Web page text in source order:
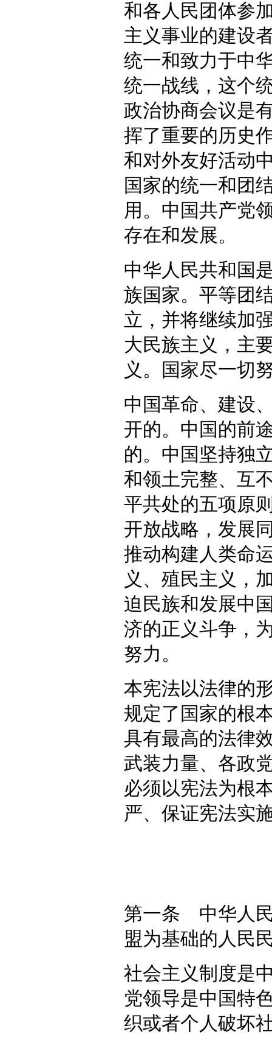
和各人民团体参
主义事业的建设
统一和致力于中
统一战线，这个
政治协商会议是
挥了重要的历史
和对外友好活动
国家的统一和团
用。中国共产党
存在和发展。
中华人民共和国
族国家。平等团
立，并将继续加
大民族主义，主
义。国家尽一切
中国革命、建设
开的。中国的前
的。中国坚持独
和领土完整、互
平共处的五项原
开放战略，发展
推动构建人类命
义、殖民主义，
迫民族和发展中
济的正义斗争，
努力。
本宪法以法律的
规定了国家的根
具有最高的法律
武装力量、各政
必须以宪法为根
严、保证宪法实
第一条 中华人
盟为基础的人民
社会主义制度是
党领导是中国特
织或者个人破坏